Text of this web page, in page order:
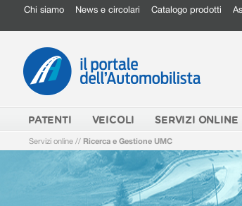
Chi siamo News e circolari Catalogo prodotti
PATENTI VEICOLI SERVIZI ONLINE
Servizi online // Ricerca e Gestione UMC